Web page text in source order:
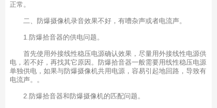
正常。
二、防爆摄像机录音效果不好，有嘈杂声或者电流声。
1.防爆拾音器的供电问题。
首先使用外接线性稳压电源确认效果，尽量用外接线性电源供
电，若不好，再找其它原因。防爆拾音器一般需要用线性稳压电源
单独供电，如果与防爆摄像机共用电源，容易引起地回路，导致有
电流声。。
2.防爆拾音器和防爆摄像机的匹配问题。